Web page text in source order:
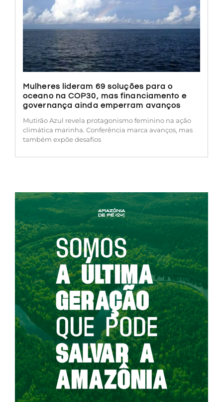
Mulheres lideram 69 soluções para o
oceano na COP30, mas financiamento e
governança ainda emperram avanços
Mutirão Azul revela protagonismo feminino na ação
climática marinha. Conferência marca avanços, mas
também expõe desafios